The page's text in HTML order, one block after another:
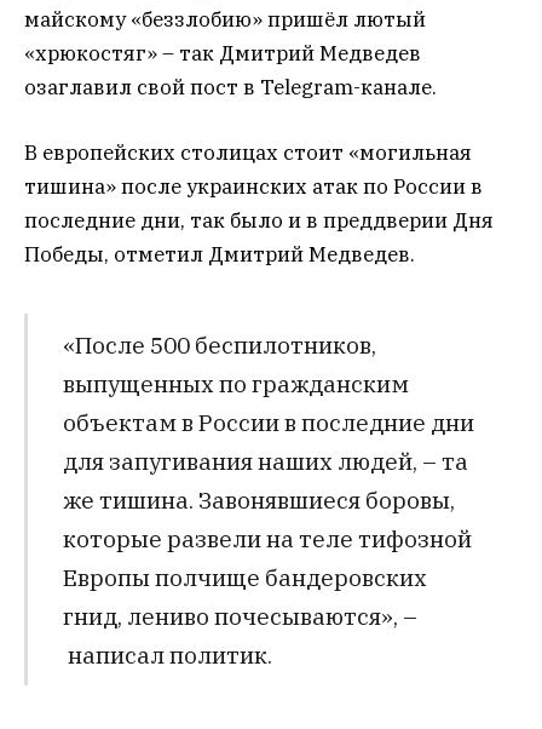
майскому «беззлобию» пришёл лютый
«хрюкостяг» – так Дмитрий Медведев
озаглавил свой пост в Telegram-канале.
В европейских столицах стоит «могильная
тишина» после украинских атак по России в
последние дни, так было и в преддверии Дня
Победы, отметил Дмитрий Медведев.
«После 500 беспилотников,
выпущенных по гражданским
объектам в России в последние дни
для запугивания наших людей, – та
же тишина. Завонявшиеся боровы,
которые развели на теле тифозной
Европы полчище бандеровских
гнид, лениво почесываются», –
написал политик.